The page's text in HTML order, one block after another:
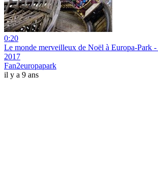
0:20
Le monde merveilleux de Noël à Europa-Park
2017
Fan2europapark
il y a 9 ans